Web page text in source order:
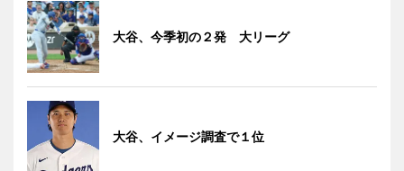
大谷、今季初の２発 大リーグ
大谷、イメージ調査で１位